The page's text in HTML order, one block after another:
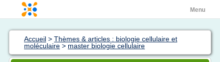
Menu
Accueil > Thèmes & articles : biologie cellulaire et
moléculaire > master biologie cellulaire